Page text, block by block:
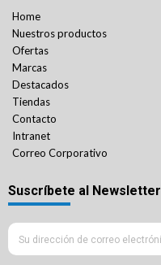
Home
Nuestros productos
Ofertas
Marcas
Destacados
Tiendas
Contacto
Intranet
Correo Corporativo
Suscríbete al Newsletter